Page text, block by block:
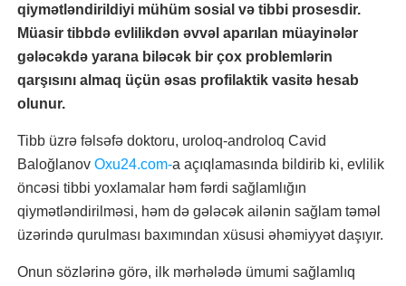
qiymətləndirildiyi mühüm sosial və tibbi prosesdir.
Müasir tibbdə evlilikdən əvvəl aparılan müayinələr
gələcəkdə yarana biləcək bir çox problemlərin
qarşısını almaq üçün əsas profilaktik vasitə hesab
olunur.
Tibb üzrə fəlsəfə doktoru, uroloq-androloq Cavid
Baloğlanov Oxu24.com-a açıqlamasında bildirib ki, evlilik
öncəsi tibbi yoxlamalar həm fərdi sağlamlığın
qiymətləndirilməsi, həm də gələcək ailənin sağlam təməl
üzərində qurulması baxımından xüsusi əhəmiyyət daşıyır.
Onun sözlərinə görə, ilk mərhələdə ümumi sağlamlıq